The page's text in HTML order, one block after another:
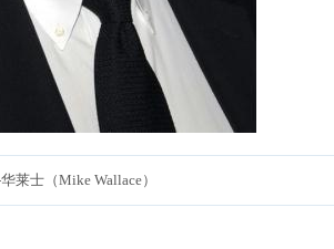
莱士（Mike Wallace）